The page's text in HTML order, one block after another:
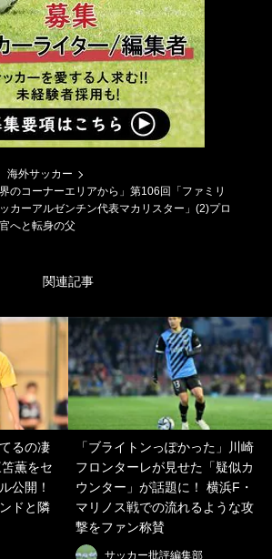
海外サッカー
のコーナーエリアから」第106回「ファミリ
カーアルゼンチン代表マカリスター」(2)プロ
へと転身の父
関連記事
るの凄
薫をセ
公開！
ドと隣
「ブライトンっぽかった」川崎
フロンターレが見せた「疑似カ
ウンター」が話題に！ 横浜F・
マリノス戦での流れるような攻
撃をファン称賛
サッカー批評編集部